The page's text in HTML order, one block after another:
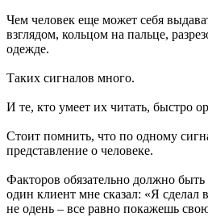
Чем человек еще может себя
взглядом, кольцом на пальце,
одежде.
Таких сигналов много.
И те, кто умеет их читать, быстро
Стоит помнить, что по одному
представление о человеке.
Факторов обязательно должно
один клиент мне сказал: «Я сделал
не одень – все равно покажешь